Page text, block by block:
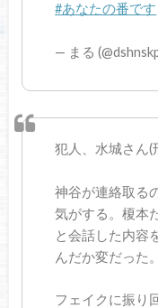
#あなたの番です
— まる
犯人、水城さん(
神谷が連絡取る
気がする。榎本
と会話した内容
んだか変だった。
フェイクに振り